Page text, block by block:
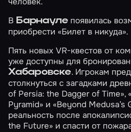
В Барнауле появилась
приобрести«Билет в никуда».
Пять новых VR-квестов от
уже доступны для
Хабаровске. Игрокам
столкнуться с загадками
of Persia: the Dagger of Time»,
Pyramid» и«Beyond Medusa’s
реальность после
the Future» и спасти от